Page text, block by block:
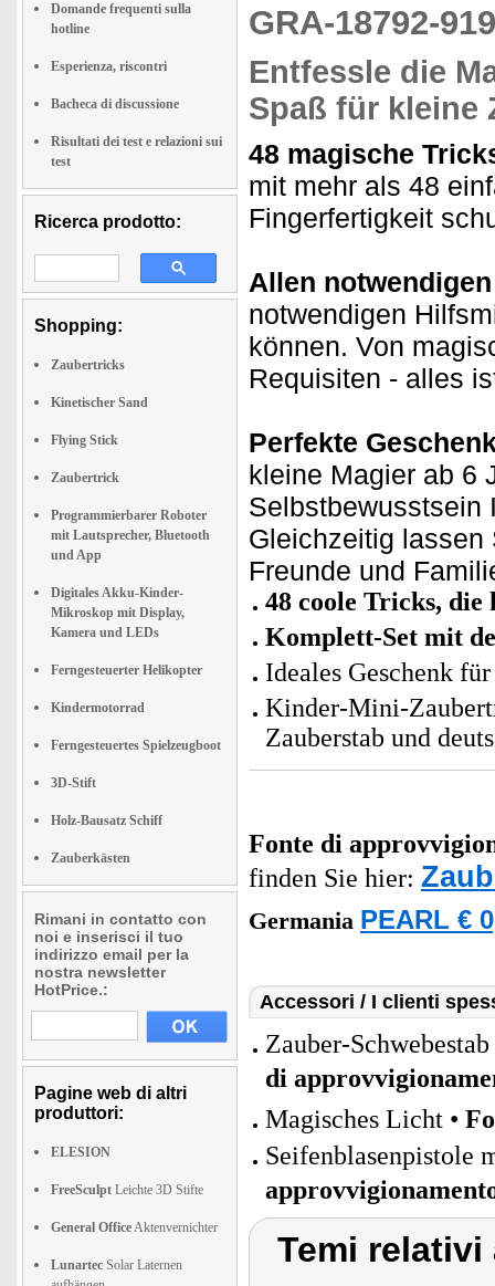
Domande frequenti sulla
hotline
Esperienza, riscontri
Bacheca di discussione
Risultati dei test e relazioni sui
test
Ricerca prodotto:
Shopping:
Zaubertricks
Kinetischer Sand
Flying Stick
Zaubertrick
Programmierbarer Roboter
mit Lautsprecher, Bluetooth
und App
Digitales Akku-Kinder-
Mikroskop mit Display,
Kamera und LEDs
Ferngesteuerter Helikopter
Kindermotorrad
Ferngesteuertes Spielzeugboot
3D-Stift
Holz-Bausatz Schiff
Zauberkästen
Rimani in contatto con
noi e inserisci il tuo
indirizzo email per la
nostra newsletter
HotPrice.:
Pagine web di altri
produttori:
ELESION
FreeSculpt Leichte 3D Stifte
General OfficeAktenvernichter
Lunartec Solar Laternen
GRA-18792-
Entfessle die
Spaß für kleine
48 magische
mit mehr als 48
Fingerfertigkeit
Allen
notwendigen
können. Von
Requisiten - alles
Perfekte
kleine Magier ab 6
Selbstbewusstsein
Gleichzeitig lassen
Freunde und
48 coole Tricks,
Komplett-Set mit
Ideales Geschenk
Kinder-Mini-
Zauberstab und
Fonte di
finden Sie hier:
Germania PEARL €
Accessori / I clienti
Zauber-
di
Magisches Licht •
Seifenblasenpistole
Temi relativi